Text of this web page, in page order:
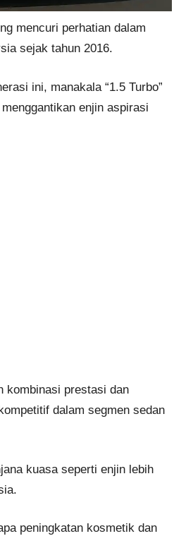
mencuri perhatian dalam
sejak tahun 2016.
ini, manakala “1.5 Turbo”
enjin aspirasi
kombinasi prestasi dan
dalam segmen sedan
kuasa seperti enjin lebih
peningkatan kosmetik dan